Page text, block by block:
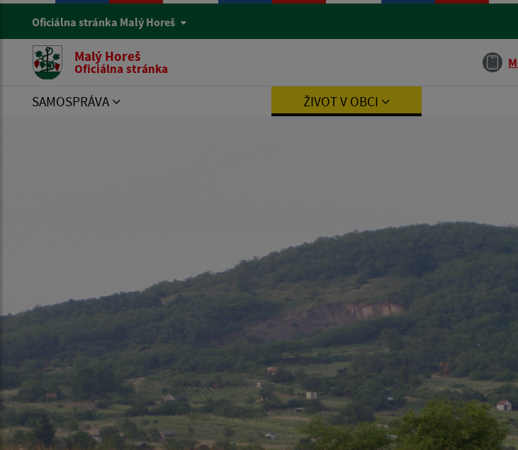
Oficiálna stránka Malý Horeš
Malý Horeš
Oficiálna stránka
SAMOSPRÁVA ŽIVOT V OBCI